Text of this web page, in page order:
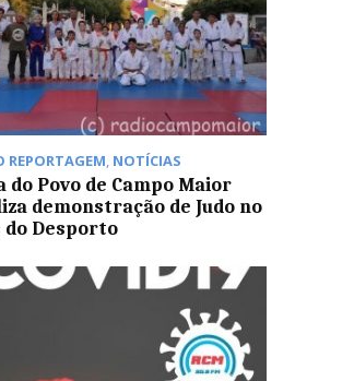
REPORTAGEM, NOTÍCIAS
do Povo de Campo Maior
demonstração de Judo no
do Desporto